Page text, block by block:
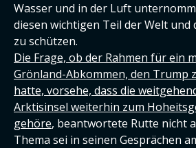
Wasser und in der Luft
diesen wichtigen Teil der Welt und
zu schützen.
Die Frage, ob der Rahmen für ein
Grönland-Abkommen, den Trump
hatte, vorsehe, dass die
Arktisinsel weiterhin zum
gehöre, beantwortete Rutte nicht
Thema sei in seinen Gesprächen